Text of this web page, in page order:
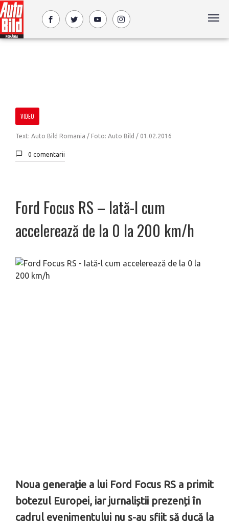
VIDEO
Text: Auto Bild Romania / Foto: Auto Bild / 01.02.2016
0 comentarii
Ford Focus RS – Iată-l cum
accelerează de la 0 la 200 km/h
Noua generație a lui Ford Focus RS a primit
botezul Europei, iar jurnaliștii prezenți în
cadrul evenimentului nu s-au sfiit să ducă la